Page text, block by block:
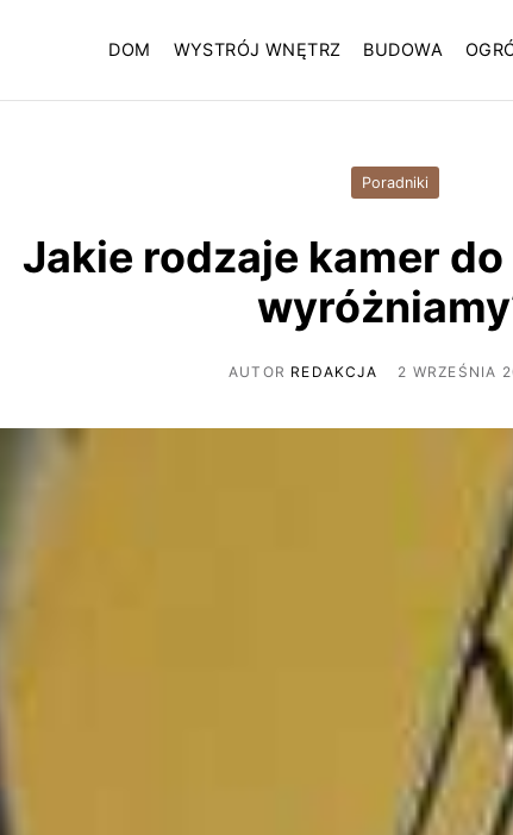
DOM WYSTRÓJ WNĘTRZ BUDOWA
Poradniki
Jakie rodzaje kamer
AUTOR REDAKCJA 2 WRZEŚNIA